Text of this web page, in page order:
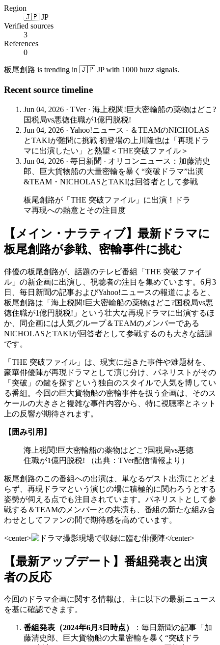
Region
🇯🇵 JP
Verified sources
3
References
0
板尾創路 is trending in 🇯🇵 JP with 1000 buzz signals.
Recent source timeline
Jun 04, 2026 · TVer · 海上税関!巨大密輸船の薬物はどこ?
国税局vs悪徳住職が1億円脱税!
Jun 04, 2026 · Yahoo!ニュース · ＆TEAMのNICHOLAS
とTAKIが難問に挑戦 初登場の上川隆也は「再現ドラ
マに出演したい」と熱望＜THE突破ファイル＞
Jun 04, 2026 · 毎日新聞 · オリコンニュース：加藤清史
郎、巨大貨物船の大量密輸を暴く“突破ドラマ”出演
&TEAM・NICHOLASとTAKIは回答者として参戦
板尾創路が「THE 突破ファイル」に出演！ドラ
マ再現への熱意とその注目度
【メイン・ナラティブ】最新ドラマに
板尾創路が参戦、密輸事件に挑む
俳優の板尾創路が、話題のテレビ番組「THE 突破ファイ
ル」の新企画に出演し、視聴者の注目を集めています。6月3
日、毎日新聞の記事およびYahoo!ニュースの報道によると、
板尾創路は「海上税関!巨大密輸船の薬物はどこ?国税局vs悪
徳住職が1億円脱税!」という壮大な再現ドラマに出演するほ
か、同企画には人気グループ＆TEAMのメンバーである
NICHOLASとTAKIが回答者として参戦するのも大きな話題
です。
「THE 突破ファイル」は、現実に起きた事件や难题材を、
豪華俳優陣が再現ドラマとして演じ分け、パネリストがその
「突破」の鍵を探すという独自のスタイルで人気を博してい
る番組。今回の巨大貨物船の密輸事件を扱う企画は、そのス
ケールの大きさと複雑な事件内容から、特に視聴率とネット
上の反響が期待されます。
【囲み引用】
海上税関!巨大密輸船の薬物はどこ?国税局vs悪徳
住職が1億円脱税! （出典：TVer配信情報より）
板尾創路のこの番組への出演は、単なるゲスト出演にとどま
らず、再現ドラマという演じの場に積極的に関わろうとする
姿勢が伺える点でも注目されています。パネリストとして参
戦する＆TEAMのメンバーとの共演も、番組の新たな組み合
わせとしてファンの間で期待感を高めています。
<center> </center>
【最新アップデート】番組発表と出演
者の反応
今回のドラマ企画に関する情報は、主に以下の最新ニュース
を基に確認できます。
番組発表（2024年6月3日時点）
：毎日新聞の記事「加
藤清史郎、巨大貨物船の大量密輸を暴く“突破ドラ